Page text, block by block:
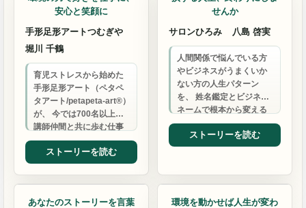
安心と笑顔に
手形足形アートつむぎや
堀川 千鶴
育児ストレスから始めた
手形足形アート（ペタペ
タアート/petapeta-art®）
が、 今では700名以上の
講師仲間と共に歩む仕事
に。petapeta-art®…
ストーリーを読む
せんか
サロンひろみ
八島 啓実
人間関係で悩んでいる方
やビジネスがうまくいか
ない方の人生パターン
を、 姓名鑑定とビジネス
ネームで根本から変える
専門家。 自身も2億円負債
と職場いじめを乗り越え
た…
ストーリーを読む
動画編集
あなたのストーリーを言葉
風水鑑定
環境を動かせば人生が変わ